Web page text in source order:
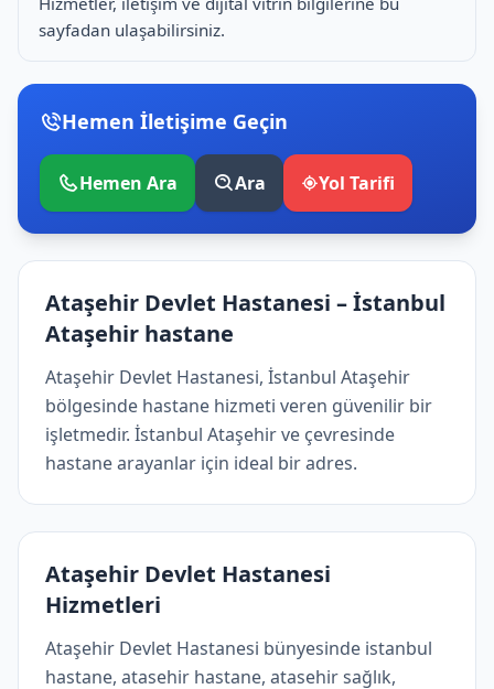
sayfadan ulaşabilirsiniz.
Hemen İletişime Geçin
Hemen Ara Ara Yol Tarifi
Ataşehir Devlet Hastanesi – İstanbul
Ataşehir hastane
Ataşehir Devlet Hastanesi, İstanbul Ataşehir
bölgesinde hastane hizmeti veren güvenilir bir
işletmedir. İstanbul Ataşehir ve çevresinde
hastane arayanlar için ideal bir adres.
Ataşehir Devlet Hastanesi
Hizmetleri
Ataşehir Devlet Hastanesi bünyesinde istanbul
hastane, atasehir hastane, atasehir sağlık,